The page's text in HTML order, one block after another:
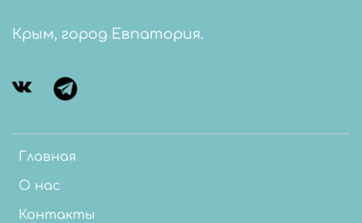
Главная
О нас
Контакты
Крым, город Евпатория.